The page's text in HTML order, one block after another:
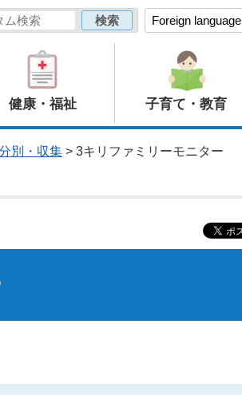
Foreign language
健康・福祉 子育て・教育
別・収集> 3キリファミリーモニター